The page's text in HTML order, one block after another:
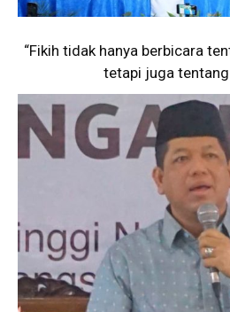
“Fikih tidak hanya berbicara
tetapi juga tentang